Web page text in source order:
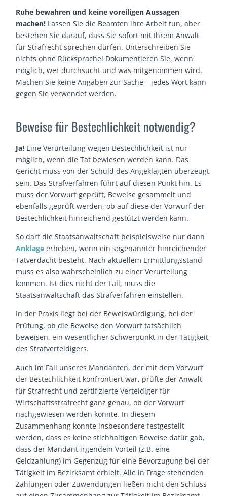
Ruhe bewahren und keine voreiligen Aussagen
machen! Lassen Sie die Beamten ihre Arbeit tun, aber
bestehen Sie darauf, dass Sie sofort mit Ihrem Anwalt
für Strafrecht sprechen dürfen. Unterschreiben Sie
nichts ohne Rücksprache! Dokumentieren Sie, wenn
möglich, wer durchsucht und was mitgenommen wird.
Machen Sie keine Angaben zur Sache – jedes Wort kann
gegen Sie verwendet werden.
Beweise für Bestechlichkeit notwendig?
Ja! Eine Verurteilung wegen Bestechlichkeit ist nur
möglich, wenn die Tat bewiesen werden kann. Das
Gericht muss von der Schuld des Angeklagten überzeugt
sein. Das Strafverfahren führt auf diesen Punkt hin. Es
muss der Vorwurf geprüft, Beweise gesammelt und
ebenfalls geprüft werden, ob auf diese der Vorwurf der
Bestechlichkeit hinreichend gestützt werden kann.
So darf die Staatsanwaltschaft beispielsweise nur dann
Anklage erheben, wenn ein sogenannter hinreichender
Tatverdacht besteht. Nach aktuellem Ermittlungsstand
muss es also wahrscheinlich zu einer Verurteilung
kommen. Ist dies nicht der Fall, muss die
Staatsanwaltschaft das Strafverfahren einstellen.
In der Praxis liegt bei der Beweiswürdigung, bei der
Prüfung, ob die Beweise den Vorwurf tatsächlich
beweisen, ein wesentlicher Schwerpunkt in der Tätigkeit
des Strafverteidigers.
Auch im Fall unseres Mandanten, der mit dem Vorwurf
der Bestechlichkeit konfrontiert war, prüfte der Anwalt
für Strafrecht und zertifizierte Verteidiger für
Wirtschaftsstrafrecht ganz genau, ob der Vorwurf
nachgewiesen werden konnte. In diesem
Zusammenhang konnte insbesondere festgestellt
werden, dass es keine stichhaltigen Beweise dafür gab,
dass der Mandant irgendein Vorteil (z.B. eine
Geldzahlung) im Gegenzug für eine Bevorzugung bei der
Tätigkeit im Bezirksamt erhielt. Alle in Frage stehenden
Zahlungen oder Zuwendungen ließen nicht den Schluss